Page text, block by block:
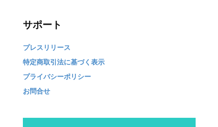
サポート
プレスリリース
特定商取引法に基づく表示
プライバシーポリシー
お問合せ